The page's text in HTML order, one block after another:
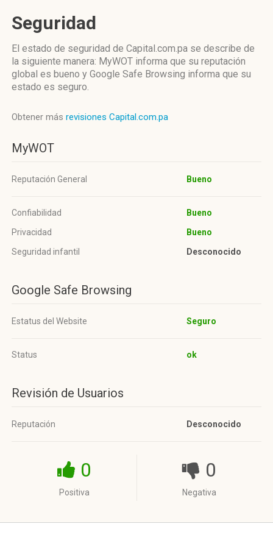
Seguridad
El estado de seguridad de Capital.com.pa se describe de
la siguiente manera: MyWOT informa que su reputación
global es bueno y Google Safe Browsing informa que su
estado es seguro.
Obtener más revisiones Capital.com.pa
MyWOT
Reputación General Bueno
Confiabilidad
Bueno
Privacidad
Bueno
Seguridad infantil
Desconocido
Google Safe Browsing
Estatus del Website Seguro
Status ok
Revisión de Usuarios
Reputación Desconocido
0
Positiva
0
Negativa